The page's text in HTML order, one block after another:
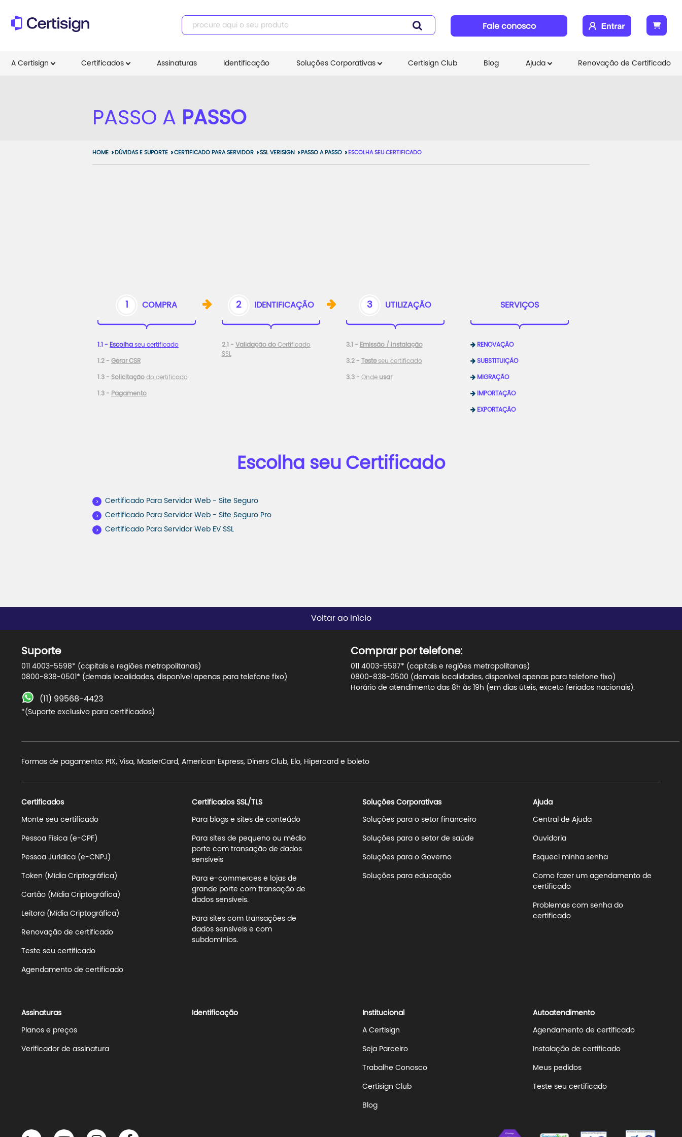
Fale conosco
A Certisign Certificados Assinaturas Identificação Soluções Corporativas Certisign Club Blog Ajuda Renovação de Certificado
PASSO A PASSO
HOME DÚVIDAS E SUPORTE CERTIFICADO PARA SERVIDOR SSL VERISIGN PASSO A PASSO ESCOLHA SEU CERTIFICADO
1 COMPRA
1.1 - Escolha seu certificado
1.2 - Gerar CSR
1.3 - Solicitação do certificado
1.3 - Pagamento
2 IDENTIFICAÇÃO
2.1 - Validação do Certificado
SSL
3 UTILIZAÇÃO
3.1 - Emissão / Instalação
3.2 - Teste seu certificado
3.3 - Ondeusar
SERVIÇOS
RENOVAÇÃO
SUBSTITUIÇÃO
MIGRAÇÃO
IMPORTAÇÃO
EXPORTAÇÃO
Escolha seu Certificado
Certificado Para Servidor Web - Site Seguro
Certificado Para Servidor Web - Site Seguro Pro
Certificado Para Servidor Web EV SSL
Voltar ao início
Suporte
011 4003-5598* (capitais e regiões metropolitanas)
0800-838-0501* (demais localidades, disponível apenas para telefone fixo)
(11) 99568-4423
*(Suporte exclusivo para certificados)
Comprar por telefone:
011 4003-5597* (capitais e regiões metropolitanas)
0800-838-0500 (demais localidades, disponível apenas para telefone fixo)
Horário de atendimento das 8h às 19h (em dias úteis, exceto feriados nacionais).
Formas de pagamento: PIX, Visa, MasterCard, American Express, Diners Club, Elo, Hipercard e boleto
Certificados
Monte seu certificado
Pessoa Física (e-CPF)
Pessoa Jurídica (e-CNPJ)
Token (Mídia Criptográfica)
Cartão (Mídia Criptográfica)
Leitora (Mídia Criptográfica)
Renovação de certificado
Teste seu certificado
Agendamento de certificado
Certificados SSL/TLS
Para blogs e sites de conteúdo
Para sites de pequeno ou médio
porte com transação de dados
sensíveis
Para e-commerces e lojas de
grande porte com transação de
dados sensíveis.
Para sites com transações de
dados sensíveis e com
subdomínios.
Soluções Corporativas
Soluções para o setor financeiro
Soluções para o setor de saúde
Soluções para o Governo
Soluções para educação
Ajuda
Central de Ajuda
Ouvidoria
Esqueci minha senha
Como fazer um agendamento de
certificado
Problemas com senha do
certificado
Assinaturas
Planos e preços
Verificador de assinatura
Identificação Institucional
A Certisign
Seja Parceiro
Trabalhe Conosco
Certisign Club
Blog
Autoatendimento
Agendamento de certificado
Instalação de certificado
Meus pedidos
Teste seu certificado